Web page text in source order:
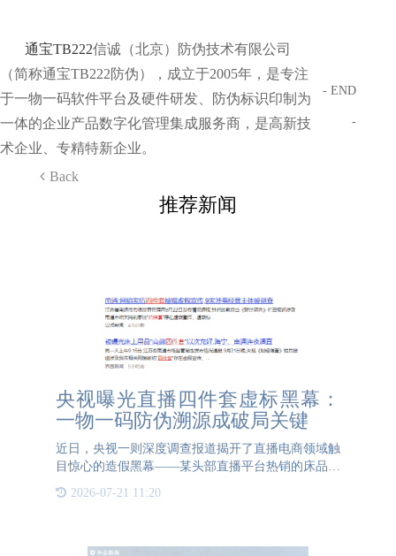
通宝TB222信诚（北京）防伪技术有限公司
（简称通宝TB222防伪），成立于2005年，是专注
于一物一码软件平台及硬件研发、防伪标识印制为
一体的企业产品数字化管理集成服务商，是高新技
术企业、专精特新企业。
Back
- END
-
推荐新闻
央视曝光直播四件套虚标黑幕：
一物一码防伪溯源成破局关键
近日，央视一则深度调查报道揭开了直播电商领域触
目惊心的造假黑幕——某头部直播平台热销的床品四
件套被曝存在系统性信息造假，涉及材质虚标、尺寸
缩水、安全指标篡改等五大核心问题，引发消费者对
2026-07-21 11:20